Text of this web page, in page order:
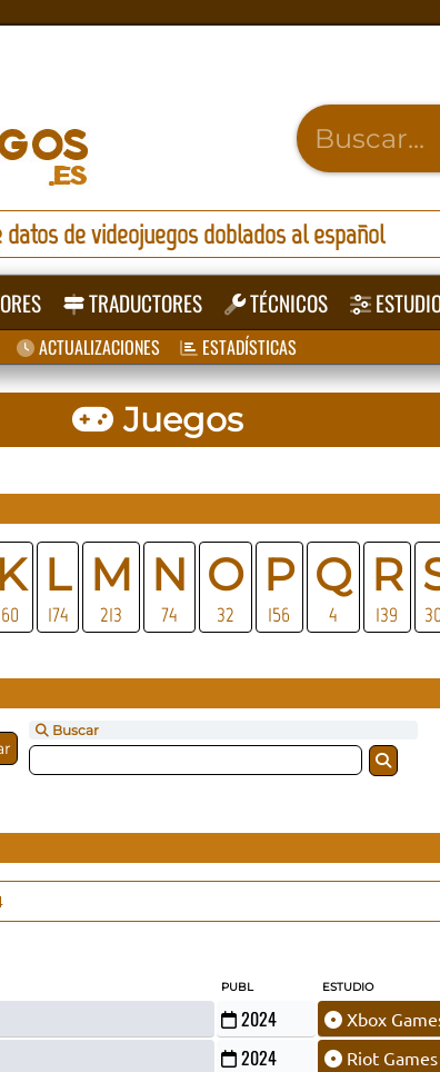
datos de videojuegos doblados al español
TRADUCTORES TÉCNICOS
ACTUALIZACIONES ESTADÍSTICAS
Juegos
K
60
L
174
M
213
N
74
O
32
P
156
Q
4
R
139
Buscar
PUBL ESTUDIO
2024 Xbox
2024 Riot Games